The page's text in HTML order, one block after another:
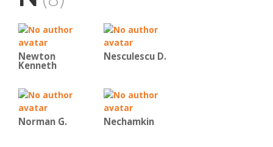
Newton
Kenneth
Nesculescu D.
Norman G. Nechamkin